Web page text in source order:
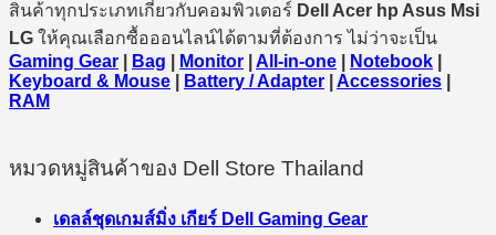
สินค้าทุกประเภทเกี่ยวกับคอมพิวเตอร์ Dell Acer hp Asus Msi
LG ให้คุณเลือกซื้อออนไลน์ได้ตามที่ต้องการ ไม่ว่าจะเป็น
Gaming Gear
Bag Monitor All-in-one Notebook
Keyboard & Mouse
Battery / Adapter Accessories
RAM
หมวดหมู่สินค้าของ Dell Store Thailand
เดลล์ชุดเกมส์มิ่ง เกียร์ Dell Gaming Gear